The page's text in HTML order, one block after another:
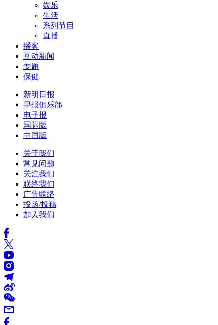
娱乐
生活
系列节目
直播
播客
互动新闻
专题
保健
新明日报
早报俱乐部
电子报
国际版
中国版
关于我们
常见问题
关注我们
联络我们
广告联络
投函/投稿
加入我们